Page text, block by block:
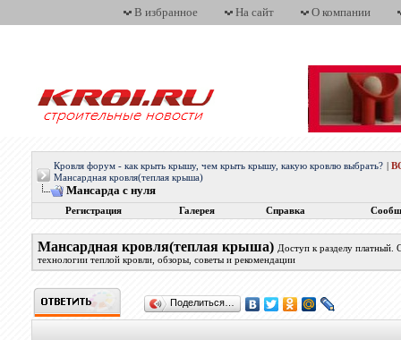
В избранное На сайт О компании
Кровля форум - как крыть крышу, чем крыть крышу, какую кровлю выбрать?
Мансардная кровля(теплая крыша)
Мансарда с нуля
Регистрация Галерея Справка
Мансардная кровля(теплая крыша) Доступ к разделу
технологии теплой кровли, обзоры, советы и рекомендации
Поделиться…